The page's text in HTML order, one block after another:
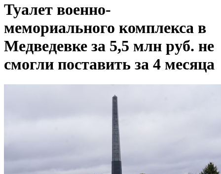
Туалет военно-
мемориального комплекса в
Медведевке за 5,5 млн руб. не
смогли поставить за 4 месяца